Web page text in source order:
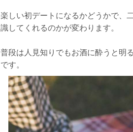
楽しい初デートになるかどうかで、
識してくれるのかが変わります。
普段は人見知りでもお酒に酔うと明
です。